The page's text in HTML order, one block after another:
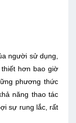
người sử dụng,
hơn bao giờ
phương thức
năng thao tác
sự rung lắc, rất